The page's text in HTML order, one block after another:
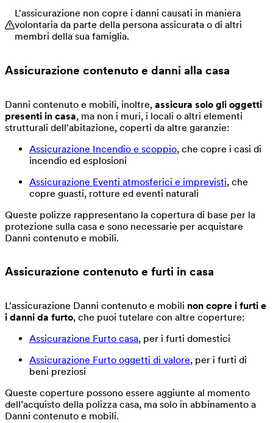
L'assicurazione non copre i danni causati in maniera
volontaria da parte della persona assicurata o di altri
membri della sua famiglia.
Assicurazione contenuto e danni alla casa
Danni contenuto e mobili, inoltre, assicura solo gli oggetti
presenti in casa, ma non i muri, i locali o altri elementi
strutturali dell'abitazione, coperti da altre garanzie:
Assicurazione Incendio e scoppio, che copre i casi di
incendio ed esplosioni
Assicurazione Eventi atmosferici e imprevisti, che
copre guasti, rotture ed eventi naturali
Queste polizze rappresentano la copertura di base per la
protezione sulla casa e sono necessarie per acquistare
Danni contenuto e mobili.
Assicurazione contenuto e furti in casa
L'assicurazione Danni contenuto e mobili non copre i furti e
i danni da furto, che puoi tutelare con altre coperture:
Assicurazione Furto casa, per i furti domestici
Assicurazione Furto oggetti di valore, per i furti di
beni preziosi
Queste coperture possono essere aggiunte al momento
dell’acquisto della polizza casa, ma solo in abbinamento a
Danni contenuto e mobili.